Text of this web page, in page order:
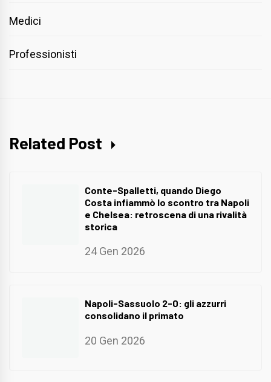
Medici
Professionisti
Related Post
Conte-Spalletti, quando Diego
Costa infiammò lo scontro tra Napoli
e Chelsea: retroscena di una rivalità
storica
24 Gen 2026
Napoli-Sassuolo 2-0: gli azzurri
consolidano il primato
20 Gen 2026